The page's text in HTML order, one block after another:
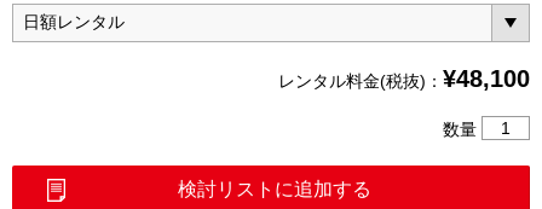
レンタル料金(税抜)： ¥48,100
数量
検討リストに追加する